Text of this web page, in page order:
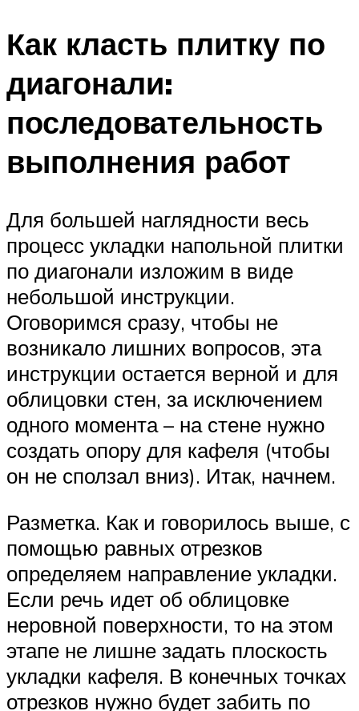
Как класть плитку по
диагонали:
последовательность
выполнения работ
Для большей наглядности весь
процесс укладки напольной плитки
по диагонали изложим в виде
небольшой инструкции.
Оговоримся сразу, чтобы не
возникало лишних вопросов, эта
инструкции остается верной и для
облицовки стен, за исключением
одного момента – на стене нужно
создать опору для кафеля (чтобы
он не сползал вниз). Итак, начнем.
Разметка. Как и говорилось выше, с
помощью равных отрезков
определяем направление укладки.
Если речь идет об облицовке
неровной поверхности, то на этом
этапе не лишне задать плоскость
укладки кафеля. В конечных точках
отрезков нужно будет забить по